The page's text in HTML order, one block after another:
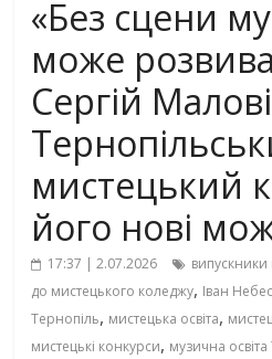
«Без сцени
може
Сергій
мистецький
його нові
17:37 | 2.07.2026
до мистецького коледжу, Іван
Тернопіль, мистецька освіта,
мистецькі конкурси, музична